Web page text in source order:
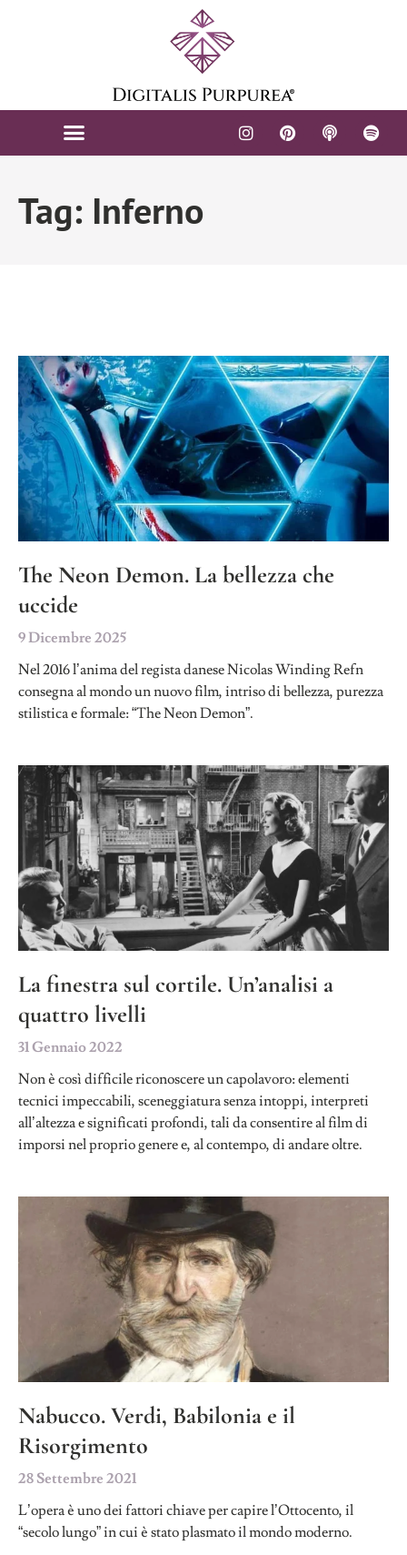
Tag: Inferno
The Neon Demon. La bellezza che
uccide
9 Dicembre 2025
Nel 2016 l’anima del regista danese Nicolas Winding Refn
consegna al mondo un nuovo film, intriso di bellezza, purezza
stilistica e formale: “The Neon Demon”.
La finestra sul cortile. Un’analisi a
quattro livelli
31 Gennaio 2022
Non è così difficile riconoscere un capolavoro: elementi
tecnici impeccabili, sceneggiatura senza intoppi, interpreti
all’altezza e significati profondi, tali da consentire al film di
imporsi nel proprio genere e, al contempo, di andare oltre.
Nabucco. Verdi, Babilonia e il
Risorgimento
28 Settembre 2021
L’opera è uno dei fattori chiave per capire l’Ottocento, il
“secolo lungo” in cui è stato plasmato il mondo moderno.